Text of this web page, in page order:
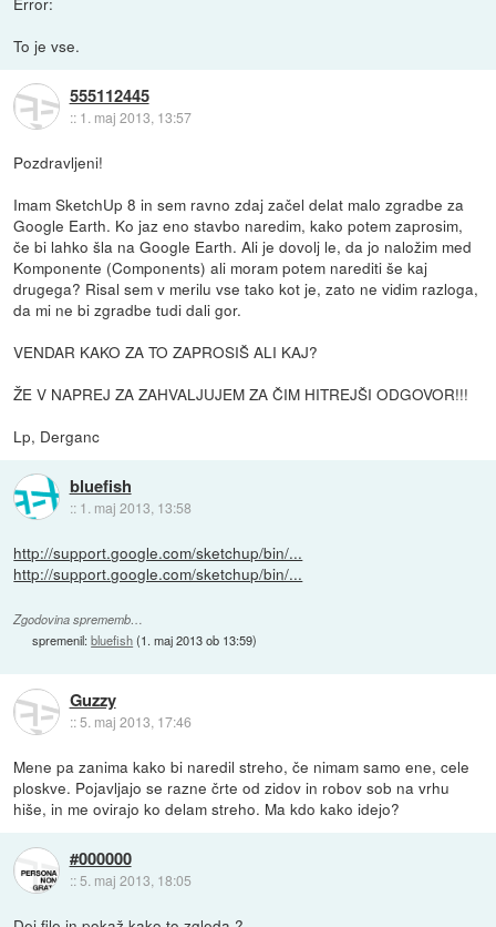
To je vse.
555112445
:: 1. maj 2013, 13:57
Pozdravljeni!
Imam SketchUp 8 in sem ravno zdaj začel delat malo zgradbe za
Google Earth. Ko jaz eno stavbo naredim, kako potem zaprosim,
če bi lahko šla na Google Earth. Ali je dovolj le, da jo naložim med
Komponente (Components) ali moram potem narediti še kaj
drugega? Risal sem v merilu vse tako kot je, zato ne vidim razloga,
da mi ne bi zgradbe tudi dali gor.
VENDAR KAKO ZA TO ZAPROSIŠ ALI KAJ?
ŽE V NAPREJ ZA ZAHVALJUJEM ZA ČIM HITREJŠI ODGOVOR!!!
Lp, Derganc
bluefish
:: 1. maj 2013, 13:58
http://support.google.com/sketchup/bin/...
http://support.google.com/sketchup/bin/...
Zgodovina sprememb…
spremenil:bluefish(1. maj 2013 ob 13:59)
Guzzy
::5. maj 2013, 17:46
Mene pa zanima kako bi naredil streho, če nimam samo ene, cele
ploskve. Pojavljajo se razne črte od zidov in robov sob na vrhu
hiše, in me ovirajo ko delam streho. Ma kdo kako idejo?
#000000
:: 5. maj 2013, 18:05